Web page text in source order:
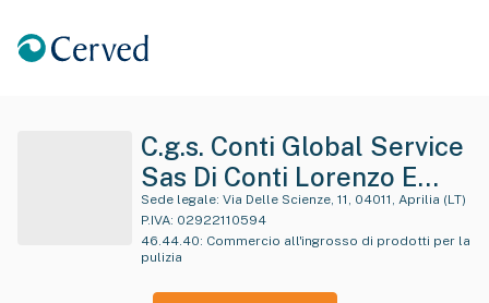
C.g.s. Conti Global Service
Sas Di Conti Lorenzo E
Conti Gabriele
Sede legale: Via Delle Scienze, 11, 04011, Aprilia (LT)
P.IVA: 02922110594
46.44.40: Commercio all'ingrosso di prodotti per la
pulizia